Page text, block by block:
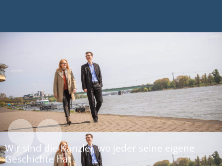
Wir sind die Kanzlei, wo jeder seine eigene
Geschichte hat